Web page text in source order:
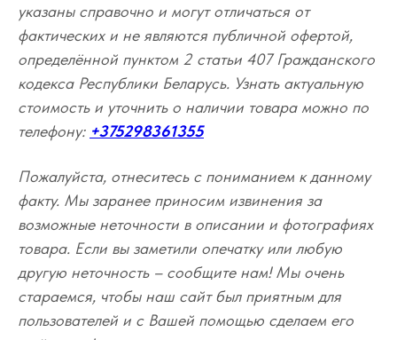
указаны справочно и могут отличаться от
фактических и не являются публичной офертой,
определённой пунктом 2 статьи 407 Гражданского
кодекса Республики Беларусь. Узнать актуальную
стоимость и уточнить о наличии товара можно по
телефону: +375298361355
Пожалуйста, отнеситесь с пониманием к данному
факту. Мы заранее приносим извинения за
возможные неточности в описании и фотографиях
товара. Если вы заметили опечатку или любую
другую неточность – сообщите нам! Мы очень
стараемся, чтобы наш сайт был приятным для
пользователей и с Вашей помощью сделаем его